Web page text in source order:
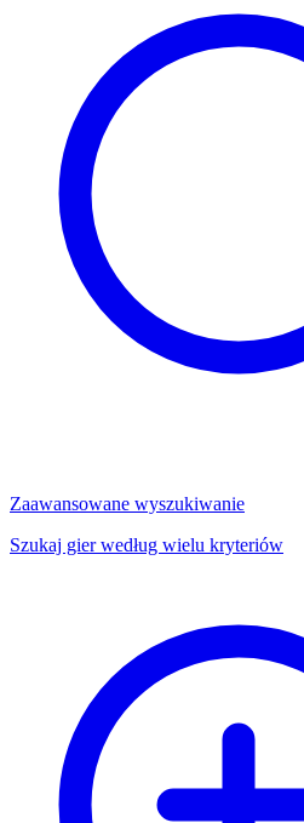
Zaawansowane wyszukiwanie
Szukaj gier według wielu kryteriów